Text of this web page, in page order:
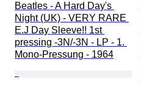
Beatles - A Hard Day's
Night (UK) - VERY RARE
E.J Day Sleeve!! 1st
pressing -3N/-3N - LP - 1.
Mono-Pressung - 1964